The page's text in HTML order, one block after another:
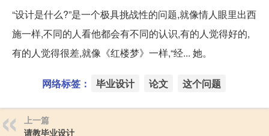
“设计是什么?”是一个极具挑战性的问题,就像情人眼里出西
施一样,不同的人看他都会有不同的认识,有的人觉得好的,
有的人觉得很差,就像《红楼梦》一样,“经... 她。
网络标签： 毕业设计 论文 这个问题
上一篇
请教毕业设计